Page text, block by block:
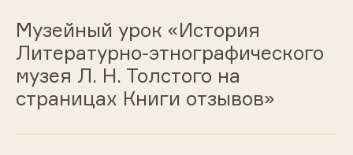
Музейный урок «История
Литературно-этнографического
музея Л. Н. Толстого на
страницах Книги отзывов»